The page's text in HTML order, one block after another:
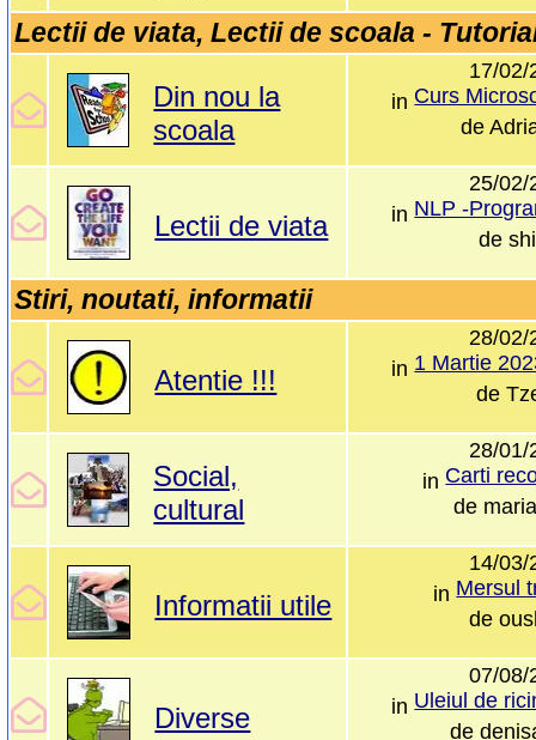
Lectii de viata, Lectii de scoala -
Din nou la
scoala
17/02/
in
de
Lectii de viata
25/02/
in
de
Stiri, noutati, informatii
Atentie !!!
28/02/
in
de
Social,
cultural
28/01/
inCarti
de
Informatii utile
14/03/
inMersul
de
Diverse
07/08/
in
de